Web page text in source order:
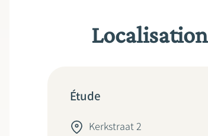
Localisation
Étude
Kerkstraat 2